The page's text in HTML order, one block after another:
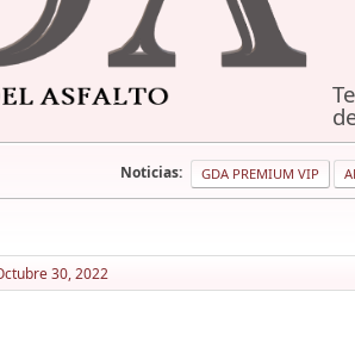
Noticias: GDA PREMIUM VIP
30, 2022